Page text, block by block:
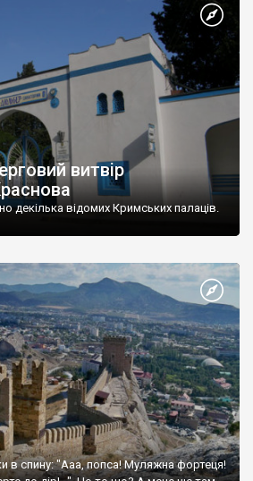
витвір
декілька відомих Кримських палаців.
в спину: "Ааа, попса! Муляжна фортеця!